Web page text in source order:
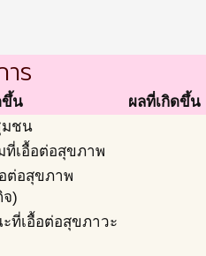
ร
ขึ้น
ผลที่เกิดขึ้น
มชน
ที่เอื้อต่อสุขภาพ
ต่อสุขภาพ
จ)
ที่เอื้อต่อสุขภาวะ